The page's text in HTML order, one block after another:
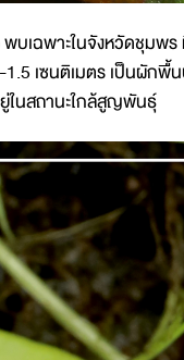
พบเฉพาะในจังหวัดชุมพร
เซนติเมตร เป็นผัก
นสถานะใกล้สูญพันธุ์